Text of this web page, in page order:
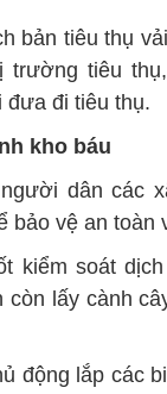
bản tiêu thụ
tiêu
đưa đi tiêu thụ.
kho báu
dân các
bảo vệ an toàn
kiểm soát
còn lấy cành
động lắp các